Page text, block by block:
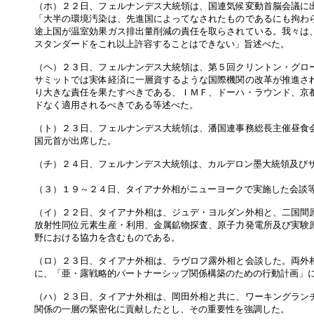
（ホ）２２日、フェルナンデス大統領は、国連気候変動首脳会議
「大半の環境汚染は、先進国によってなされたものであるにも拘
途上国が温室効果ガス排出量削減の責任を取らされている。我々
スタンダードをこれ以上許容することはできない」旨述べた。
（ヘ）２３日、フェルナンデス大統領は、第５回クリントン・グ
サミットでは実体経済に一層資するような国際機関の改革が推進
り大きな責任を果たすべきである、ＩＭＦ、ドーハ・ラウンド、
ドなく適用されるべきである等述べた。
（ト）２３日、フェルナンデス大統領は、潘国連事務総長主催昼
国元首が出席した。
（チ）２４日、フェルナンデス大統領は、カルデロン墨大統領及
（３）１９～２４日、タイアナ外相がニューヨークで実施した会談
（イ）２２日、タイアナ外相は、ジュデ・ヨルダン外相と、二国
放射性同位元素生産・利用、金属鉱物探査、原子力発電所及び実
野における協力を含むものである。
（ロ）２３日、タイアナ外相は、ラヴロフ露外相と会談した。両
に、「亜・露戦略的パートナーシップ関係構築のための行動計画」
（ハ）２３日、タイアナ外相は、岡田外相と共に、ワーキングラ
関係の一層の緊密化に貢献したとし、その重要性を強調した。